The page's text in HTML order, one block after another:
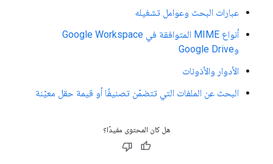
عبارات البحث وعوامل تشغيله
أنواع MIME المتوافقة في Google Workspace
وGoogle Drive
الأدوار والأذونات
البحث عن الملفات التي تتضمّن تصنيفًا أو قيمة حقل معيّنة
هل كان المحتوى مفيدًا؟